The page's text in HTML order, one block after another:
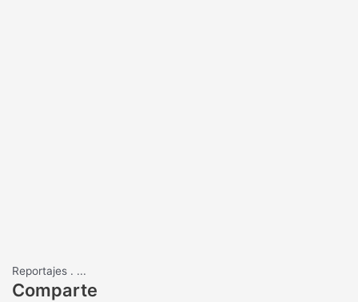
Reportajes . ...
Comparte